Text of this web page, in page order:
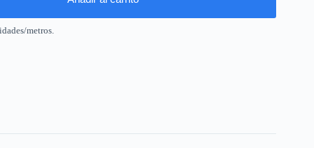
metros.